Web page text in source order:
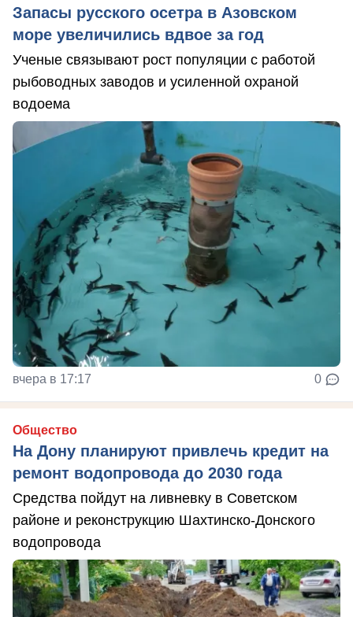
Запасы русского осетра в Азовском
море увеличились вдвое за год
Ученые связывают рост популяции с работой
рыбоводных заводов и усиленной охраной
водоема
вчера в 17:17 0
Общество
На Дону планируют привлечь кредит на
ремонт водопровода до 2030 года
Средства пойдут на ливневку в Советском
районе и реконструкцию Шахтинско-Донского
водопровода